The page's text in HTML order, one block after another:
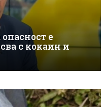
е
с кокаин и